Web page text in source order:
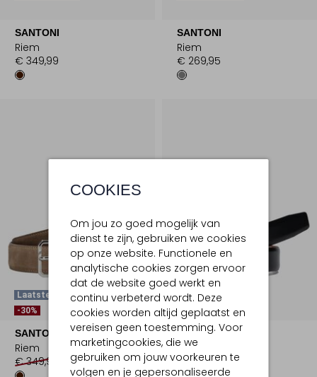
COOKIES
Om jou zo goed mogelijk van
dienst te zijn, gebruiken we cookies
op onze website. Functionele en
analytische cookies zorgen ervoor
dat de website goed werkt en
continu verbeterd wordt. Deze
cookies worden altijd geplaatst en
vereisen geen toestemming. Voor
marketingcookies, die we
gebruiken om jouw voorkeuren te
volgen en je gepersonaliseerde
SANTONI
Riem
€ 349,99
SANTONI
Riem
€ 269,95
Laatste Item
-30%
SANTONI
Riem
€ 349,99
€ 244,99
Laatste Item
-30%
SANTONI
Riem
€ 389,99 € 272,99